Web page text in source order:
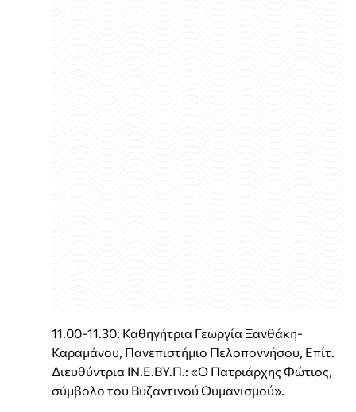
11.00-11.30: Καθηγήτρια Γεωργία Ξανθάκη-
Καραμάνου, Πανεπιστήμιο Πελοποννήσου, Επίτ.
Διευθύντρια ΙΝ.Ε.ΒΥ.Π.: «Ο Πατριάρχης Φώτιος,
σύμβολο του Βυζαντινού Ουμανισμού».